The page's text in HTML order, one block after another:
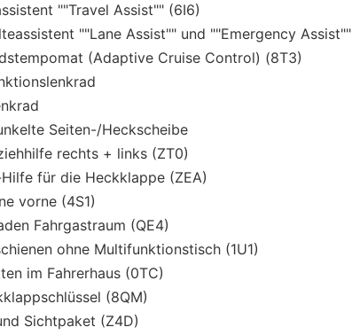
""Travel Assist"" (6I6)
""Lane Assist"" und ""Emergency Assist""
(Adaptive Cruise Control) (8T3)
Seiten-/Heckscheibe
rechts + links (ZT0)
für die Heckklappe (ZEA)
vorne (4S1)
Fahrgastraum (QE4)
ohne Multifunktionstisch (1U1)
im Fahrerhaus (0TC)
(8QM)
Sichtpaket (Z4D)